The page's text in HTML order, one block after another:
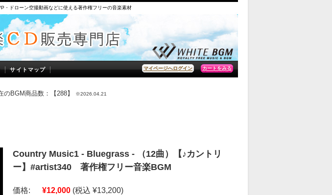
・ドローン空撮動画などに使える著作権フリーの音楽素材
マイページへログイン カートをみる
サイトマップ
BGM商品数：【288】
※2026.04.21
Country Music1 - Bluegrass - （12曲）【♪カントリ
ー】#artist340 著作権フリー音楽BGM
価格: ¥12,000 (税込 ¥13,200)